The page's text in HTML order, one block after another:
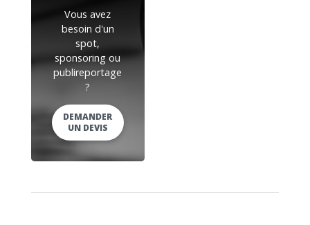
Vous avez
besoin d'un
spot,
sponsoring ou
publireportage
?
DEMANDER
UN DEVIS